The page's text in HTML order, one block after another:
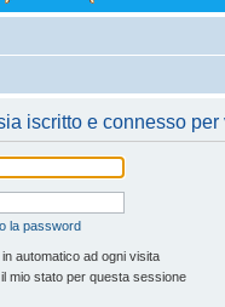
iscritto e connesso
la password
automatico ad ogni visita
mio stato per questa sessione